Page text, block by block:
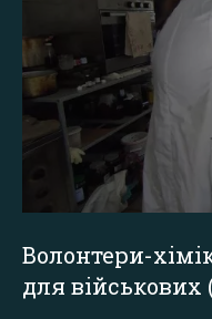
Волонтери-
для військових